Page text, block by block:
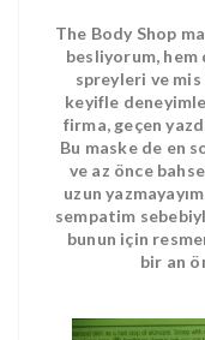
The Body Shop
besliyorum, hem
spreyleri ve
keyifle
firma, geçen
Bu maske de en
ve az önce
uzun
sempatim
bunun için
bir an